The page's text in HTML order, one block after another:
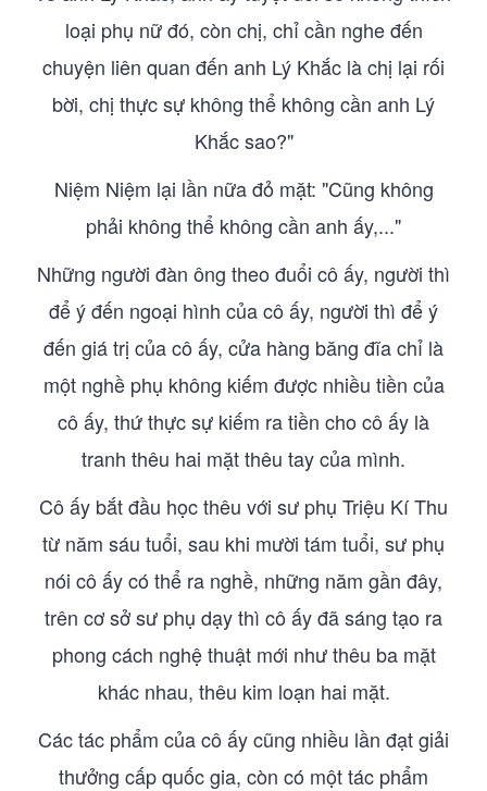
loại phụ nữ đó, còn chị, chỉ cần nghe đến
chuyện liên quan đến anh Lý Khắc là chị lại rối
bời, chị thực sự không thể không cần anh Lý
Khắc sao?"
Niệm Niệm lại lần nữa đỏ mặt: "Cũng không
phải không thể không cần anh ấy,..."
Những người đàn ông theo đuổi cô ấy, người thì
để ý đến ngoại hình của cô ấy, người thì để ý
đến giá trị của cô ấy, cửa hàng băng đĩa chỉ là
một nghề phụ không kiếm được nhiều tiền của
cô ấy, thứ thực sự kiếm ra tiền cho cô ấy là
tranh thêu hai mặt thêu tay của mình.
Cô ấy bắt đầu học thêu với sư phụ Triệu Kí Thu
từ năm sáu tuổi, sau khi mười tám tuổi, sư phụ
nói cô ấy có thể ra nghề, những năm gần đây,
trên cơ sở sư phụ dạy thì cô ấy đã sáng tạo ra
phong cách nghệ thuật mới như thêu ba mặt
khác nhau, thêu kim loạn hai mặt.
Các tác phẩm của cô ấy cũng nhiều lần đạt giải
thưởng cấp quốc gia, còn có một tác phẩm